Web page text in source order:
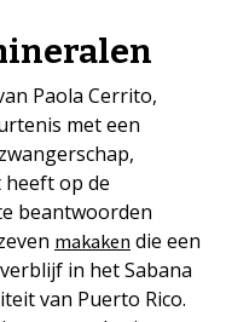
Paola Cerrito,
met een
op de
beantwoorden
makaken die een
in het Sabana
van Puerto Rico.